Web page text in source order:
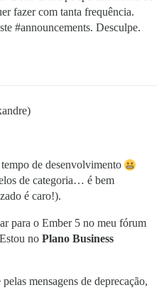
fazer com tanta frequência.
#announcements. Desculpe.
de desenvolvimento
de categoria… é bem
é caro!).
para o Ember 5 no meu fórum
no Plano Business
mensagens de deprecação,